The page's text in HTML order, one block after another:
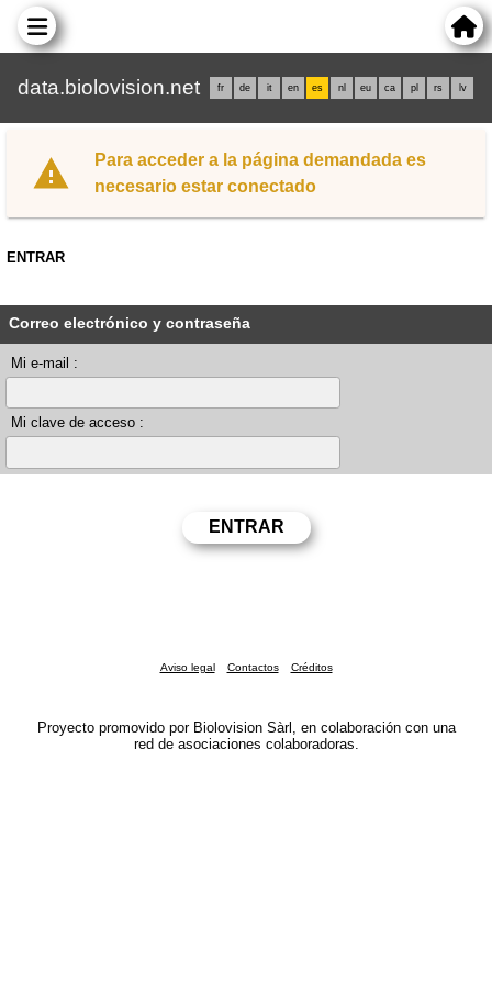
data.biolovision.net fr de it en es nl eu ca pl rs lv
Para acceder a la página demandada es
necesario estar conectado
ENTRAR
Correo electrónico y contraseña
Mi e-mail :
Mi clave de acceso :
Aviso legal Contactos Créditos
Proyecto promovido por Biolovision Sàrl, en colaboración con una
red de asociaciones colaboradoras.